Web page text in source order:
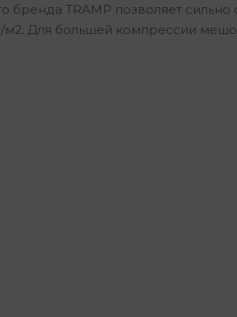
TRAMP позволяет сильно
м2. Для большей компрессии